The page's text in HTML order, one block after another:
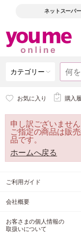
ネットスーパー
カテゴリー
お気に入り 購入
申し訳ございません
ご指定の商品は販
品です。
ホームへ戻る
ご利用ガイド
会社概要
お客さまの個人情報の
取扱いについて